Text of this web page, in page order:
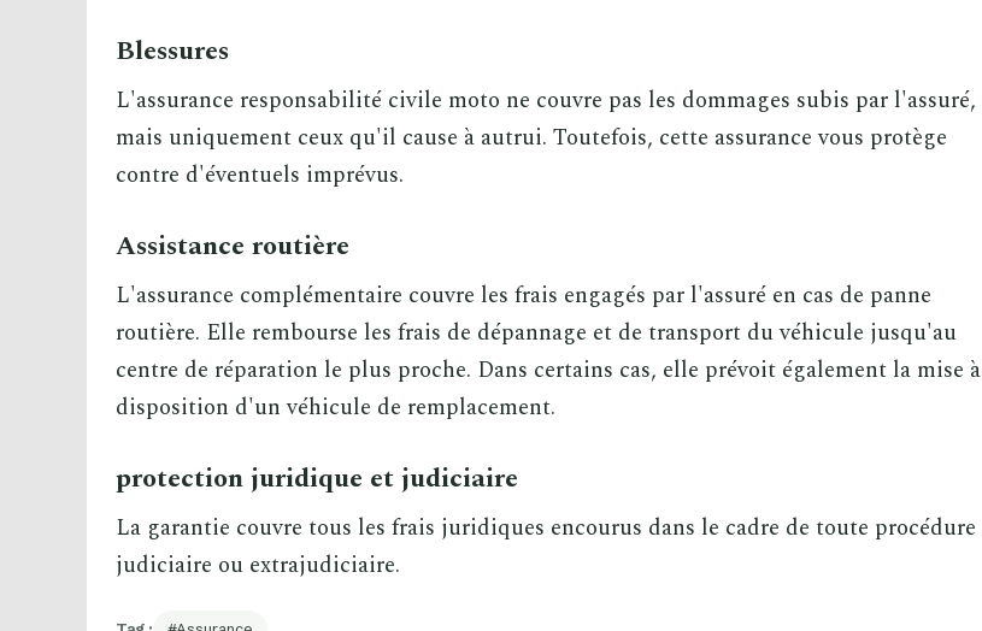
Blessures
L'assurance responsabilité civile moto ne couvre pas les dommages subis par l'assuré,
mais uniquement ceux qu'il cause à autrui. Toutefois, cette assurance vous protège
contre d'éventuels imprévus.
Assistance routière
L'assurance complémentaire couvre les frais engagés par l'assuré en cas de panne
routière. Elle rembourse les frais de dépannage et de transport du véhicule jusqu'au
centre de réparation le plus proche. Dans certains cas, elle prévoit également la mise à
disposition d'un véhicule de remplacement.
protection juridique et judiciaire
La garantie couvre tous les frais juridiques encourus dans le cadre de toute procédure
judiciaire ou extrajudiciaire.